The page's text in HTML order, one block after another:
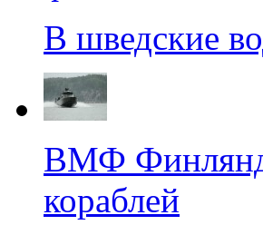
В шведские
ВМФ
кораблей